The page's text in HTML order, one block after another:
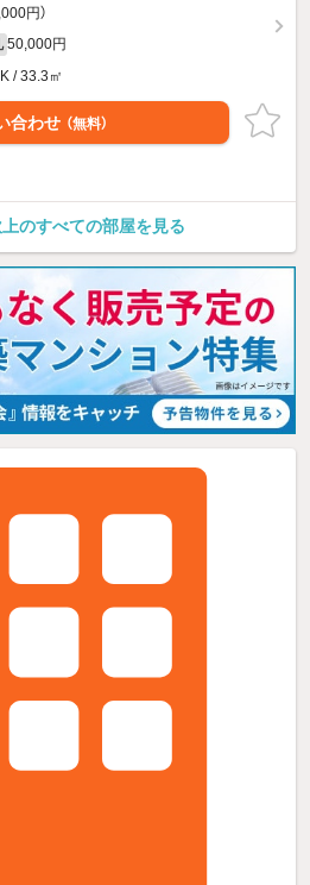
円）
50,000円
/ 33.3㎡
合わせ （無料）
のすべての部屋を見る